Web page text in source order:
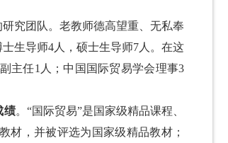
究团队。老教师德高望重、无私奉
士生导师4 人，硕士生导师7 人。 在这
主任1 人 ；中国国际贸易学会理事3
绩。“国际贸易”是国家级精品课程、
材，并被评选为国家级精品教材；